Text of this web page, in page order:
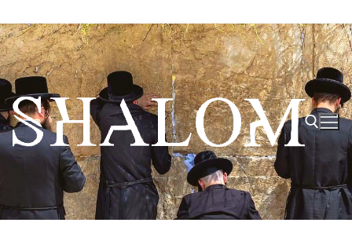
Hyppää
sisältöön
Hae: